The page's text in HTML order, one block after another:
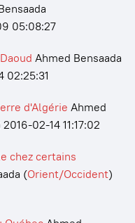
05:08:27
Ahmed Bensaada
02:25:31
d'Algérie Ahmed
2016-02-14 11:17:02
chez certains
(Orient/Occident)